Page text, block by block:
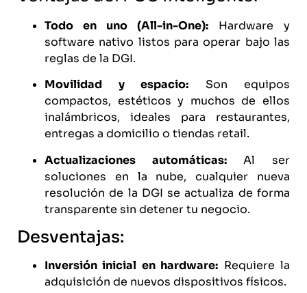
Todo en uno (All-in-One): Hardware y
software nativo listos para operar bajo las
reglas de la DGI.
Movilidad y espacio: Son equipos
compactos, estéticos y muchos de ellos
inalámbricos, ideales para restaurantes,
entregas a domicilio o tiendas retail.
Actualizaciones automáticas:Al ser
soluciones en la nube, cualquier nueva
resolución de la DGI se actualiza de forma
transparente sin detener tu negocio.
Desventajas:
Inversión inicial en hardware: Requiere la
adquisición de nuevos dispositivos físicos.